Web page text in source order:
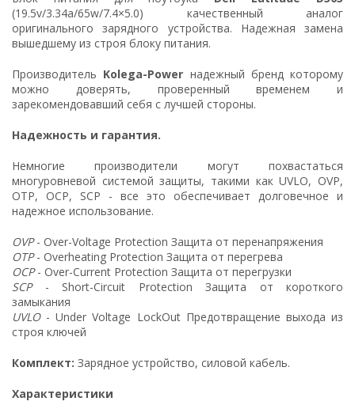
(19.5v/3.34a/65w/7.4×5.0) качественный аналог
оригинального зарядного устройства. Надежная замена
вышедшему из строя блоку питания.
Производитель Kolega-Power надежный бренд которому
можно доверять, проверенный временем и
зарекомендовавший себя с лучшей стороны.
Надежность и гарантия.
Немногие производители могут похвастаться
многуровневой системой защиты, такими как UVLO, OVP,
OTP, OCP, SCP - все это обеспечивает долговечное и
надежное использование.
OVP- Over-Voltage Protection Защита от перенапряжения
OTP- Overheating Protection Защита от перегрева
OCP- Over-Current Protection Защита от перегрузки
SCP- Short-Circuit Protection Защита от короткого
замыкания
UVLO- Under Voltage LockOut Предотвращение выхода из
строя ключей
Комплект: Зарядное устройство, силовой кабель.
Характеристики